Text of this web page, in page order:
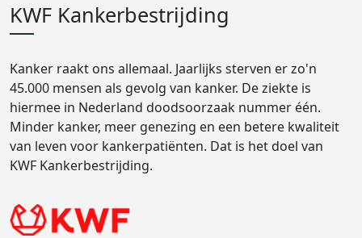
KWF Kankerbestrijding
Kanker raakt ons allemaal. Jaarlijks sterven er zo'n
45.000 mensen als gevolg van kanker. De ziekte is
hiermee in Nederland doodsoorzaak nummer één.
Minder kanker, meer genezing en een betere kwaliteit
van leven voor kankerpatiënten. Dat is het doel van
KWF Kankerbestrijding.